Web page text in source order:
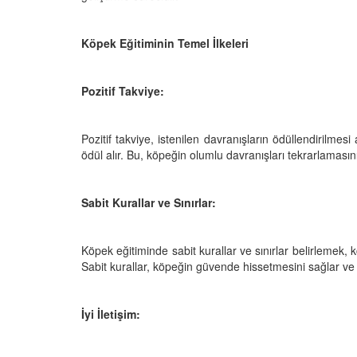
Köpek Eğitiminin Temel İlkeleri
Pozitif Takviye:
Pozitif takviye, istenilen davranışların
ödül alır. Bu, köpeğin olumlu davranışları
Sabit Kurallar ve Sınırlar:
Köpek eğitiminde sabit kurallar ve sınırlar belirlemek,
Sabit kurallar, köpeğin güvende hissetmesini sağlar ve
İyi İletişim:
Niyetli İnsanları
Çiftlik Kültürü:
Tarihte Askeri
Görevleri: Savaş
Dört Ayaklı